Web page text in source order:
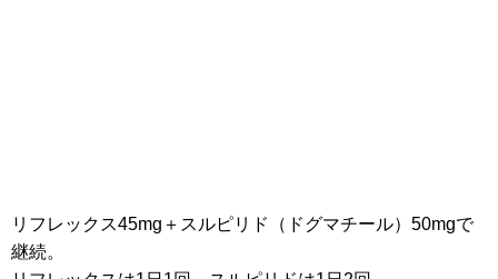
リフレックス45mg＋スルピリド（ドグマチール）50mgで
継続。